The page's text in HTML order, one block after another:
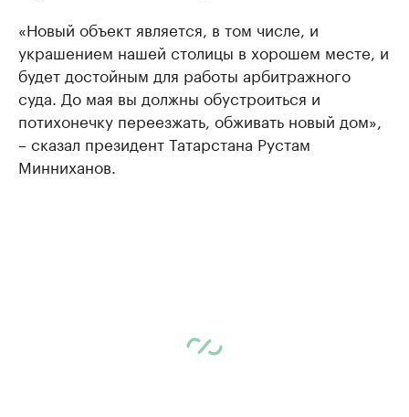
«Новый объект является, в том числе, и
украшением нашей столицы в хорошем месте, и
будет достойным для работы арбитражного
суда. До мая вы должны обустроиться и
потихонечку переезжать, обживать новый дом»,
– сказал президент Татарстана Рустам
Минниханов.